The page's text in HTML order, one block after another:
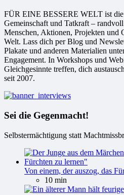
FÜR EINE BESSERE WELT ist
Gemeinschaft und Tatkraft –
Menschen, Aktionen, Projekten und
Welt. Lass dich per Blog und
Plakate und anderen Materialien
Engagement. In Workshops und
Gleichgesinnte treffen, dich
seit 2007.
Sei die Gegenmacht!
Selbstermächtigung statt
Von einem, der auszog, das
10 min